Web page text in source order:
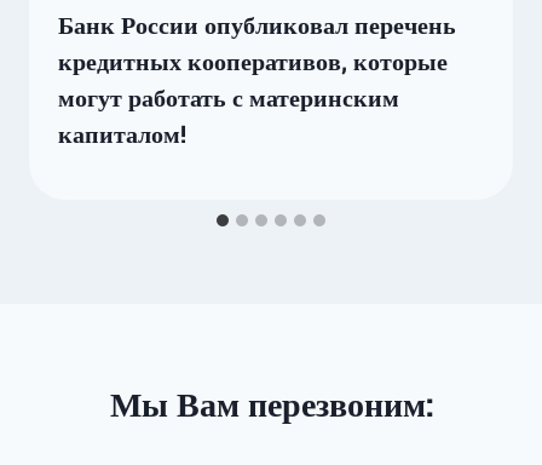
Банк России опубликовал перечень
кредитных кооперативов, которые
могут работать с материнским
капиталом!
Мы Вам перезвоним: